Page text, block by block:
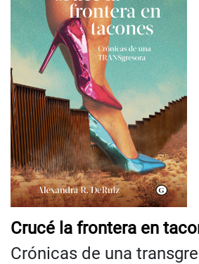
Crucé la frontera en
Crónicas de una